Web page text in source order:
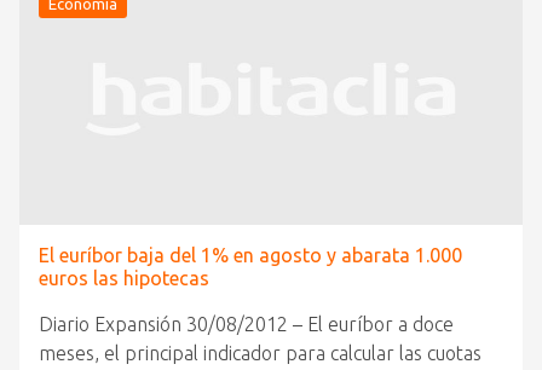
Economía
El euríbor baja del 1% en agosto y abarata 1.000
euros las hipotecas
Diario Expansión 30/08/2012 – El euríbor a doce
meses, el principal indicador para calcular las cuotas